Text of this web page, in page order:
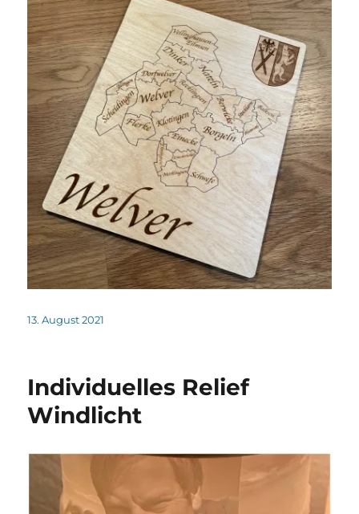
Veröffentlicht
13. August 2021
Individuelles Relief
Windlicht